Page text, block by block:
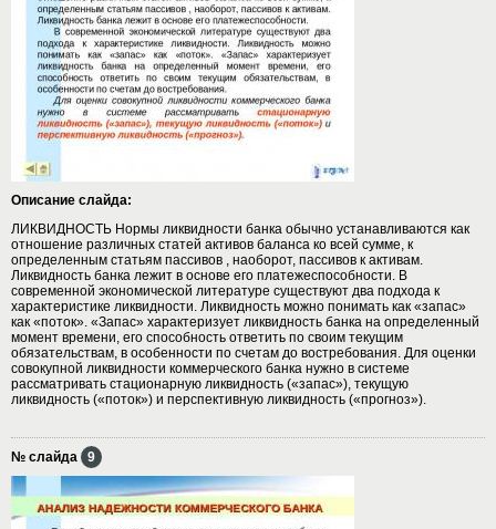
Описание слайда:
ЛИКВИДНОСТЬ Нормы ликвидности банка обычно устанавливаются как
отношение различных статей активов баланса ко всей сумме, к
определенным статьям пассивов , наоборот, пассивов к активам.
Ликвидность банка лежит в основе его платежеспособности. В
современной экономической литературе существуют два подхода к
характеристике ликвидности. Ликвидность можно понимать как «запас»
как «поток». «Запас» характеризует ликвидность банка на определенный
момент времени, его способность ответить по своим текущим
обязательствам, в особенности по счетам до востребования. Для оценки
совокупной ликвидности коммерческого банка нужно в системе
рассматривать стационарную ликвидность («запас»), текущую
ликвидность («поток») и перспективную ликвидность («прогноз»).
№ слайда 9